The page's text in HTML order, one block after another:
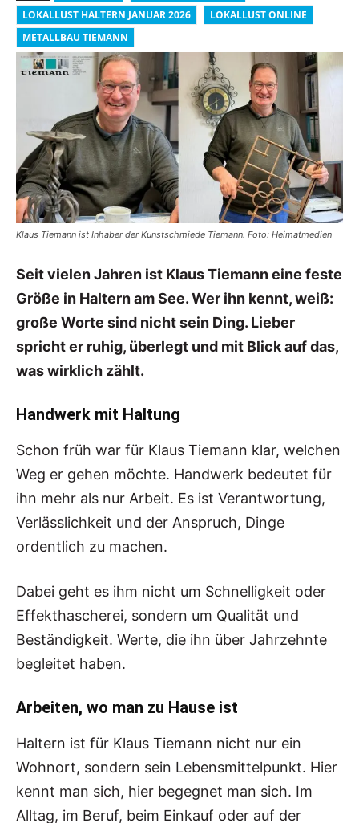
LOKALLUST HALTERN JANUAR 2026
LOKALLUST ONLINE
METALLBAU TIEMANN
Klaus Tiemann ist Inhaber der Kunstschmiede Tiemann. Foto: Heimatmedien
Seit vielen Jahren ist Klaus Tiemann eine feste
Größe in Haltern am See. Wer ihn kennt, weiß:
große Worte sind nicht sein Ding. Lieber
spricht er ruhig, überlegt und mit Blick auf das,
was wirklich zählt.
Handwerk mit Haltung
Schon früh war für Klaus Tiemann klar, welchen
Weg er gehen möchte. Handwerk bedeutet für
ihn mehr als nur Arbeit. Es ist Verantwortung,
Verlässlichkeit und der Anspruch, Dinge
ordentlich zu machen.
Dabei geht es ihm nicht um Schnelligkeit oder
Effekthascherei, sondern um Qualität und
Beständigkeit. Werte, die ihn über Jahrzehnte
begleitet haben.
Arbeiten, wo man zu Hause ist
Haltern ist für Klaus Tiemann nicht nur ein
Wohnort, sondern sein Lebensmittelpunkt. Hier
kennt man sich, hier begegnet man sich. Im
Alltag, im Beruf, beim Einkauf oder auf der